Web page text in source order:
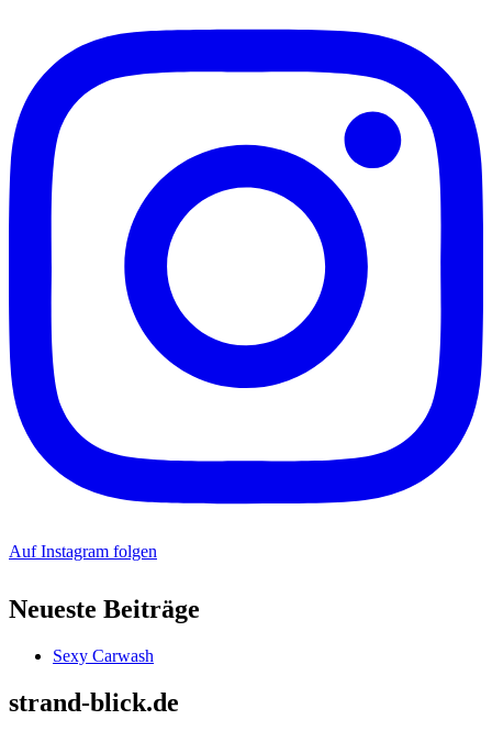
Auf Instagram folgen
Neueste Beiträge
Sexy Carwash
strand-blick.de